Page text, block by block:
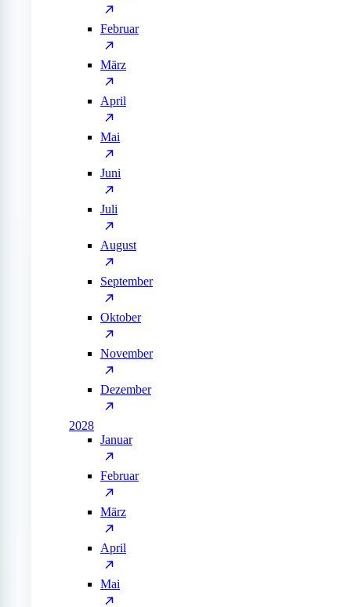
Februar
März
April
Mai
Juni
Juli
August
September
Oktober
November
Dezember
2028
Januar
Februar
März
April
Mai